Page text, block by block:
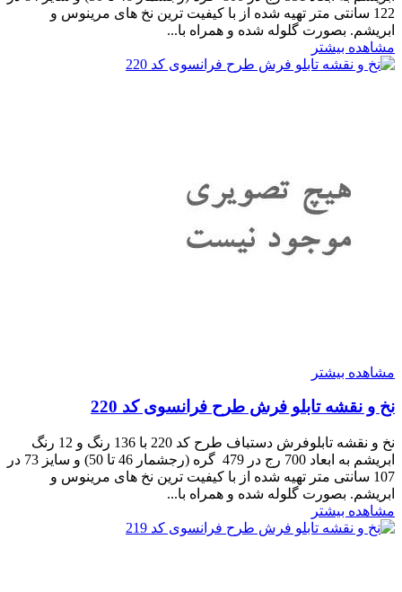
122 سانتی متر تهیه شده از با کیفیت ترین نخ های مرینوس و
ابریشم. بصورت گلوله شده و همراه با...
مشاهده بیشتر
مشاهده بیشتر
نخ و نقشه تابلو فرش طرح فرانسوی کد 220
نخ و نقشه تابلوفرش دستباف طرح کد 220 با 136 رنگ و 12 رنگ
ابریشم به ابعاد 700 رج در 479 گره (رجشمار 46 تا 50) و سایز 73 در
107 سانتی متر تهیه شده از با کیفیت ترین نخ های مرینوس و
ابریشم. بصورت گلوله شده و همراه با...
مشاهده بیشتر